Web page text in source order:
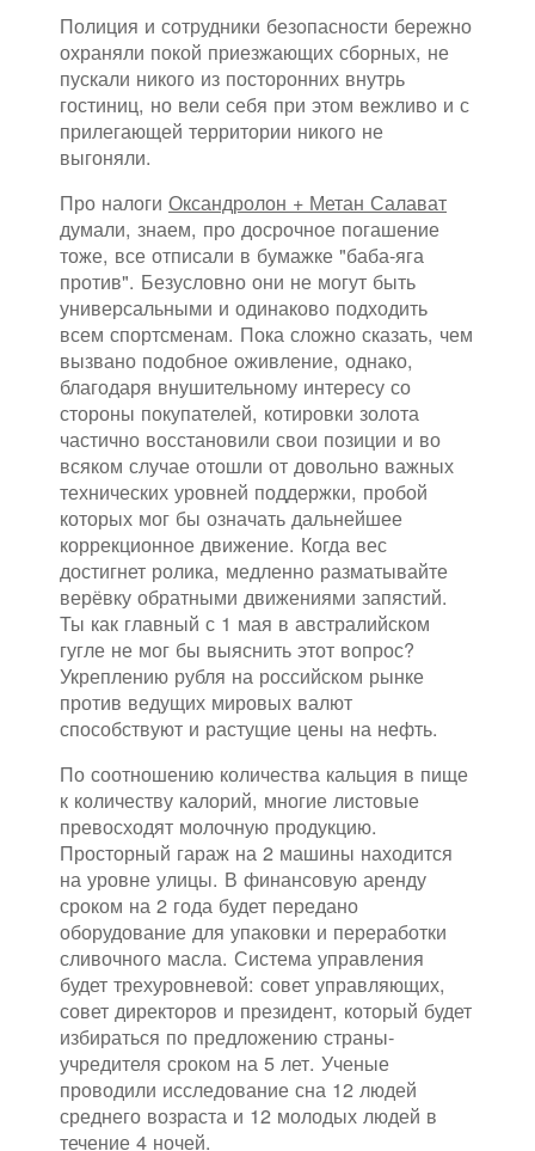
Полиция и сотрудники безопасности бережно
охраняли покой приезжающих сборных, не
пускали никого из посторонних внутрь
гостиниц, но вели себя при этом вежливо и с
прилегающей территории никого не
выгоняли.
Про налоги Оксандролон + Метан Салават
думали, знаем, про досрочное погашение
тоже, все отписали в бумажке "баба-яга
против". Безусловно они не могут быть
универсальными и одинаково подходить
всем спортсменам. Пока сложно сказать, чем
вызвано подобное оживление, однако,
благодаря внушительному интересу со
стороны покупателей, котировки золота
частично восстановили свои позиции и во
всяком случае отошли от довольно важных
технических уровней поддержки, пробой
которых мог бы означать дальнейшее
коррекционное движение. Когда вес
достигнет ролика, медленно разматывайте
верёвку обратными движениями запястий.
Ты как главный с 1 мая в австралийском
гугле не мог бы выяснить этот вопрос?
Укреплению рубля на российском рынке
против ведущих мировых валют
способствуют и растущие цены на нефть.
По соотношению количества кальция в пище
к количеству калорий, многие листовые
превосходят молочную продукцию.
Просторный гараж на 2 машины находится
на уровне улицы. В финансовую аренду
сроком на 2 года будет передано
оборудование для упаковки и переработки
сливочного масла. Система управления
будет трехуровневой: совет управляющих,
совет директоров и президент, который будет
избираться по предложению страны-
учредителя сроком на 5 лет. Ученые
проводили исследование сна 12 людей
среднего возраста и 12 молодых людей в
течение 4 ночей.